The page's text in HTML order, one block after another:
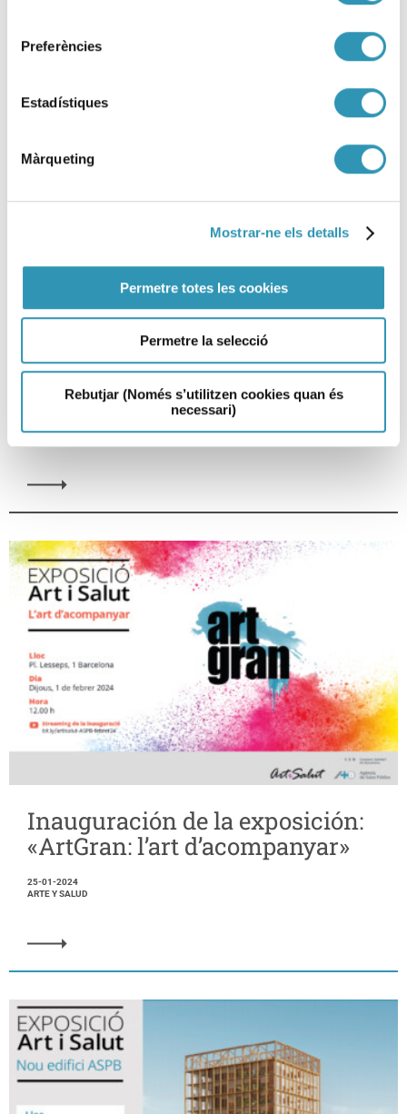
Preferències
Estadístiques
Màrqueting
Mostrar-ne els detalls
Permetre totes les cookies
Permetre la selecció
Rebutjar (Només s’utilitzen cookies quan és
necessari)
Arte y Salud: como se explica
esta relación
SESIONES CIENTÍFICAS, ARTE Y SALUD, INVESTIGACIÓN Y DOCENCIA
Inauguración de la exposición:
«ArtGran: l’art d’acompanyar»
25-01-2024
ARTE Y SALUD